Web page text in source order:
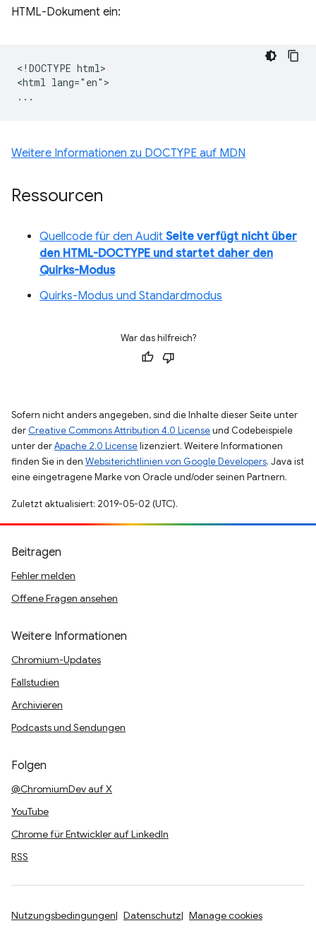
HTML-Dokument ein:
<!DOCTYPE html>
<html lang="en">
Weitere Informationen zu DOCTYPE auf MDN
Ressourcen
Quellcode für den Audit Seite verfügt nicht über
den HTML-DOCTYPE und startet daher den
Quirks-Modus
Quirks-Modus und Standardmodus
War das hilfreich?
Sofern nicht anders angegeben, sind die Inhalte dieser Seite unter
der Creative Commons Attribution 4.0 Licenseund Codebeispiele
unter derApache 2.0 Licenselizenziert. Weitere Informationen
finden Sie in den Websiterichtlinien von Google Developers. Java ist
eine eingetragene Marke von Oracle und/oder seinen Partnern.
Zuletzt aktualisiert: 2019-05-02 (UTC).
Beitragen
Fehler melden
Offene Fragen ansehen
Weitere Informationen
Chromium-Updates
Fallstudien
Archivieren
Podcasts und Sendungen
Folgen
@ChromiumDev auf X
YouTube
Chrome für Entwickler auf LinkedIn
RSS
Nutzungsbedingungen Datenschutz Manage cookies